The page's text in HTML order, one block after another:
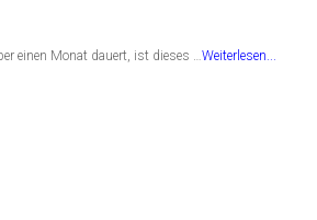
einen Monat dauert, ist dieses …Weiterlesen...